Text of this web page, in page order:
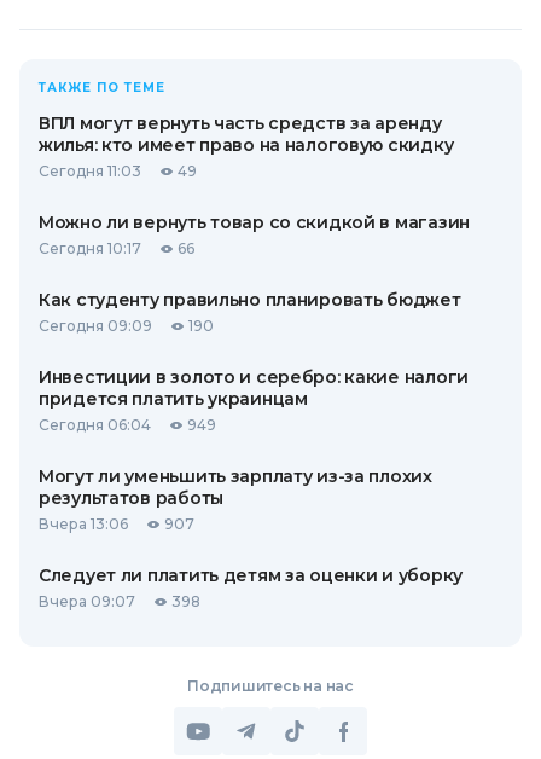
ТАКЖЕ ПО ТЕМЕ
ВПЛ могут вернуть часть средств за аренду
жилья: кто имеет право на налоговую скидку
Сегодня 11:03 49
Можно ли вернуть товар со скидкой в ​​магазин
Сегодня 10:17 66
Как студенту правильно планировать бюджет
Сегодня 09:09 190
Инвестиции в золото и серебро: какие налоги
придется платить украинцам
Сегодня 06:04 949
Могут ли уменьшить зарплату из-за плохих
результатов работы
Вчера 13:06 907
Следует ли платить детям за оценки и уборку
Вчера 09:07 398
Подпишитесь на нас